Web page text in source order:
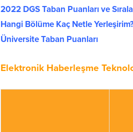
2022 DGS Taban Puanları ve
Hangi Bölüme Kaç Netle
Üniversite Taban Puanları
Elektronik Haberleşme